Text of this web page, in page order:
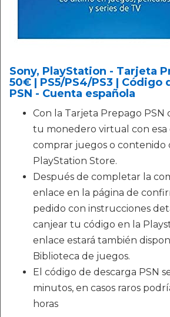
Sony, PlayStation - Tarjeta
50€ | PS5/PS4/PS3 | Código
PSN - Cuenta española
Con la Tarjeta Prepago PSN
tu monedero virtual con esa
comprar juegos o contenido
PlayStation Store.
Después de completar la
enlace en la página de
pedido con instrucciones
canjear tu código en la
enlace estará también
Biblioteca de juegos.
El código de descarga PSN
minutos, en casos raros
horas